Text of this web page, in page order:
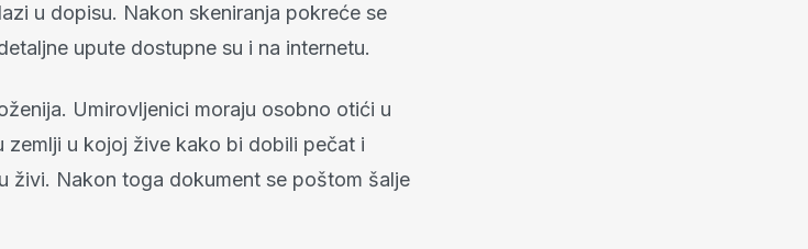
u dopisu. Nakon skeniranja pokreće se
upute dostupne su i na internetu.
Umirovljenici moraju osobno otići u
zemlji u kojoj žive kako bi dobili pečat i
živi. Nakon toga dokument se poštom šalje